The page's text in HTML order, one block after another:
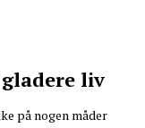
liv
på nogen måder